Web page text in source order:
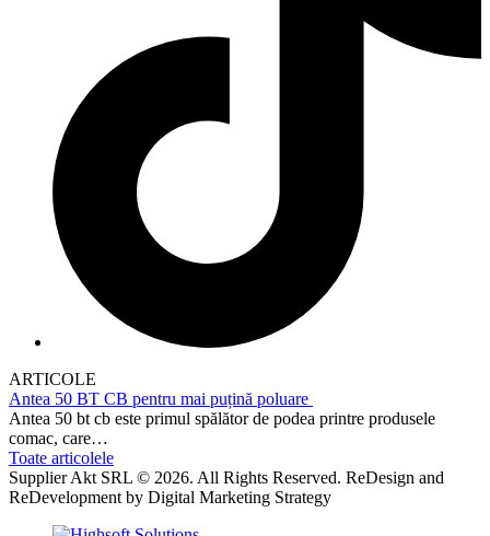
ARTICOLE
Antea 50 BT CB pentru mai puțină poluare
Antea 50 bt cb este primul spălător de podea printre produsele
comac, care…
Toate articolele
Supplier Akt SRL © 2026. All Rights Reserved. ReDesign and
ReDevelopment by Digital Marketing Strategy